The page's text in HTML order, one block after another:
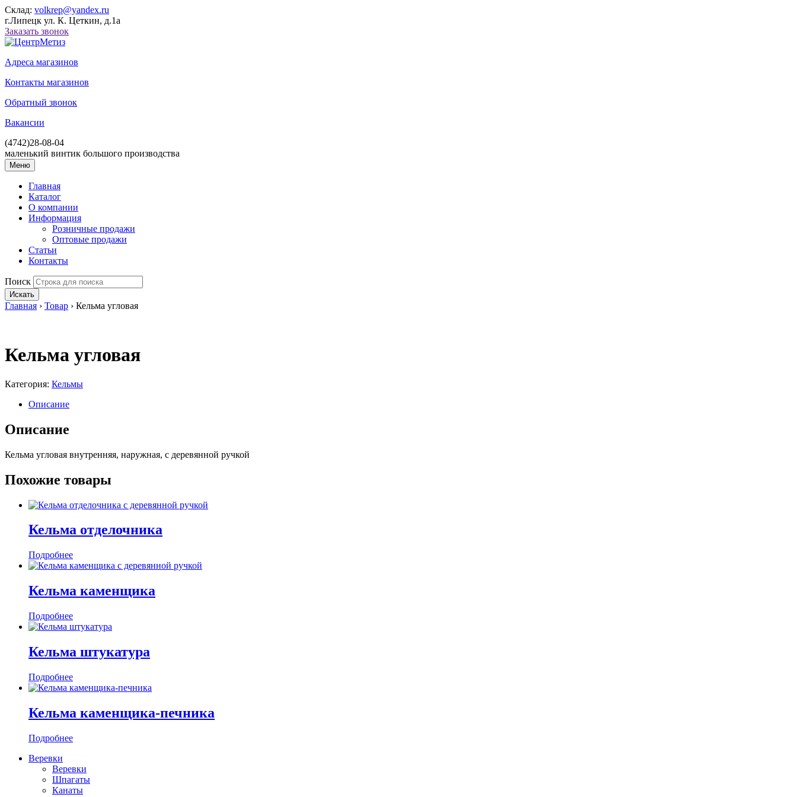
Склад: volkrep@yandex.ru
г.Липецк ул. К. Цеткин, д.1а
Заказать звонок
Адреса магазинов
Контакты магазинов
Обратный звонок
Вакансии
(4742)28-08-04
маленький винтик большого производства
Меню
Главная
Каталог
О компании
Информация
Розничные продажи
Оптовые продажи
Статьи
Контакты
Поиск
Искать
Главная › Товар › Кельма угловая
Кельма угловая
Категория: Кельмы
Описание
Описание
Кельма угловая внутренняя, наружная, с деревянной ручкой
Похожие товары
Кельма отделочника
Подробнее
Кельма каменщика
Подробнее
Кельма штукатура
Подробнее
Кельма каменщика-печника
Подробнее
Веревки
Веревки
Шпагаты
Канаты